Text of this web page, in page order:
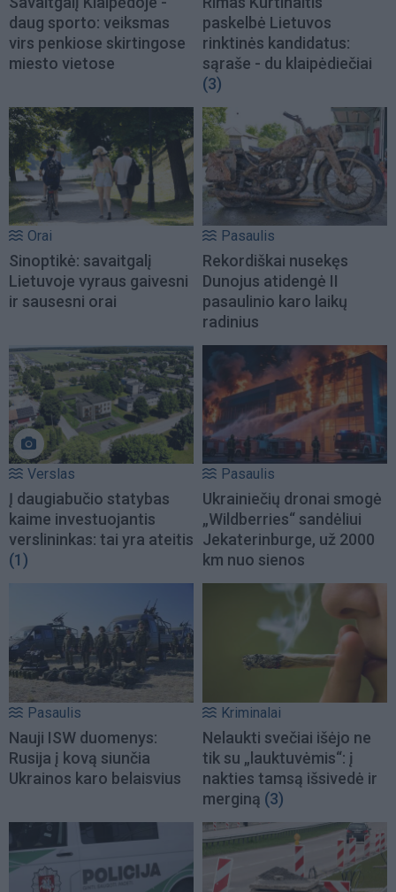
daug sporto: veiksmas
virs penkiose skirtingose
miesto vietose
paskelbė Lietuvos
rinktinės kandidatus:
sąraše - du klaipėdiečiai
(3)
Orai
Sinoptikė: savaitgalį
Lietuvoje vyraus gaivesni
ir sausesni orai
Pasaulis
Rekordiškai nusekęs
Dunojus atidengė II
pasaulinio karo laikų
radinius
Verslas
Į daugiabučio statybas
kaime investuojantis
verslininkas: tai yra ateitis
(1)
Pasaulis
Ukrainiečių dronai smogė
„Wildberries“ sandėliui
Jekaterinburge, už 2000
km nuo sienos
Pasaulis
Nauji ISW duomenys:
Rusija į kovą siunčia
Ukrainos karo belaisvius
Kriminalai
Nelaukti svečiai išėjo ne
tik su „lauktuvėmis“: į
nakties tamsą išsivedė ir
merginą (3)